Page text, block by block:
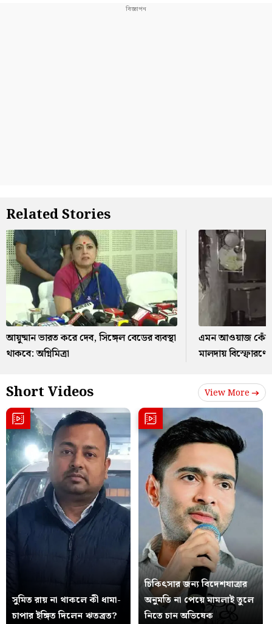
Related Stories
আয়ুষ্মান ভারত করে দেব, সিঙ্গেল বেডের ব্যবস্থা
থাকবে: অগ্নিমিত্রা
এমন আওয়াজ
মালদায়
Short Videos View More
সুমিত রায় না থাকলে কী ধামা-
চাপার ইঙ্গিত দিলেন ঋতব্রত?
চিকিৎসার জন্য বিদেশযাত্রার
অনুমতি না পেয়ে মামলাই তুলে
নিতে চান অভিষেক